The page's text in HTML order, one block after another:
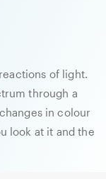
of light.
through a
in colour
look at it and the